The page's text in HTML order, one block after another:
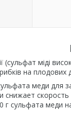
міді
на плодових
меди для
снижает
г сульфата меди